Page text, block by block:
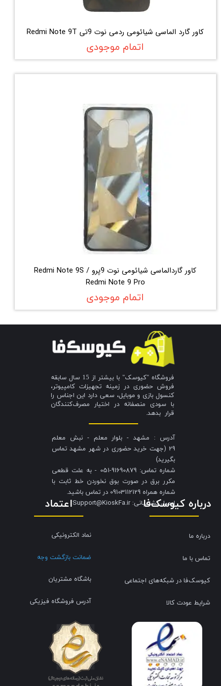
کاور گارد الماسی شیائومی ردمی نوت 9تی Redmi Note 9T
اتمام موجودی
کاور گاردالماسی شیائومی نوت 9پرو Redmi Note 9S /
Redmi Note 9 Pro
اتمام موجودی
فروشگاه "کیوسک" با بیشتر از 15 سال سابقه
فروش حضوری در زمینه تجهیزات کامپیوتر،
کنسول بازی و موبایل، سعی دارد این اجناس را
با سودی منصفانه در اختیار مصرف‌کنندگان
قرار بدهد.
آدرس : مشهد - بلوار معلم - نبش معلم
29 (جهت خرید حضوری در شهر مشهد تماس
بگیرید)
شماره تماس: 91690879-051 - به علت قطعی
مکرر برق در صورت بوق نخوردن خط ثابت با
شماره همراه 09103112129 در تماس باشید.
​​​​​​​ایمیل پشتیبانی: Support@KioskFa.ir
اعتماد
نماد الکترونیکی
ضمانت بازگشت وجه
باشگاه مشتریان
آدرس فروشگاه فیزیکی
درباره کیوسک‌فا
درباره ما
تماس با ما
کیوسک‌فا در شبکه‌های اجتماعی
شرایط عودت کالا